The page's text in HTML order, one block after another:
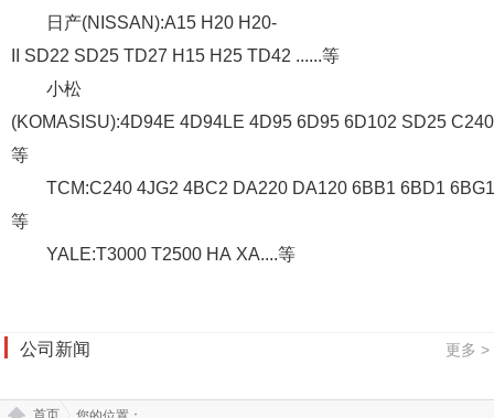
日产(NISSAN):A15 H20 H20-
II SD22 SD25 TD27 H15 H25 TD42 ......等
小松
(KOMASISU):4D94E 4D94LE 4D95 6D95 6D102 SD25
等
TCM:C240 4JG2 4BC2 DA220 DA120 6BB1 6BD1
等
YALE:T3000 T2500 HA XA....等
公司新闻 更多 >
首页